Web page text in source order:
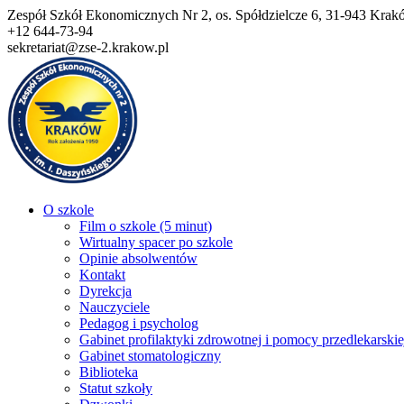
Przejdź
do
treści
Zespół Szkół Ekonomicznych Nr 2, os. Spółdzielcze 6, 31-943
+12 644-73-94
sekretariat@zse-2.krakow.pl
O szkole
Film o szkole (5 minut)
Wirtualny spacer po szkole
Opinie absolwentów
Kontakt
Dyrekcja
Nauczyciele
Pedagog i psycholog
Gabinet profilaktyki zdrowotnej i pomocy
Gabinet stomatologiczny
Biblioteka
Statut szkoły